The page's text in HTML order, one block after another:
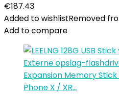
€187.43
Added to wishlistRemoved
Add to compare